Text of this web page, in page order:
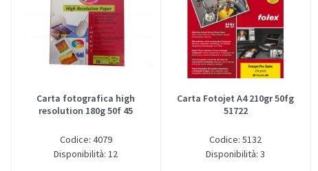
Carta fotografica high
resolution 180g 50f 45
Codice: 4079
Disponibilità: 12
Carta Fotojet A4 210gr 50fg
51722
Codice: 5132
Disponibilità: 3